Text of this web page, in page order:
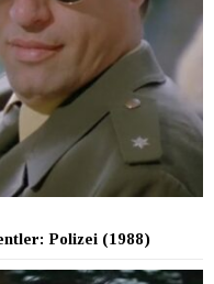
Polizei (1988)